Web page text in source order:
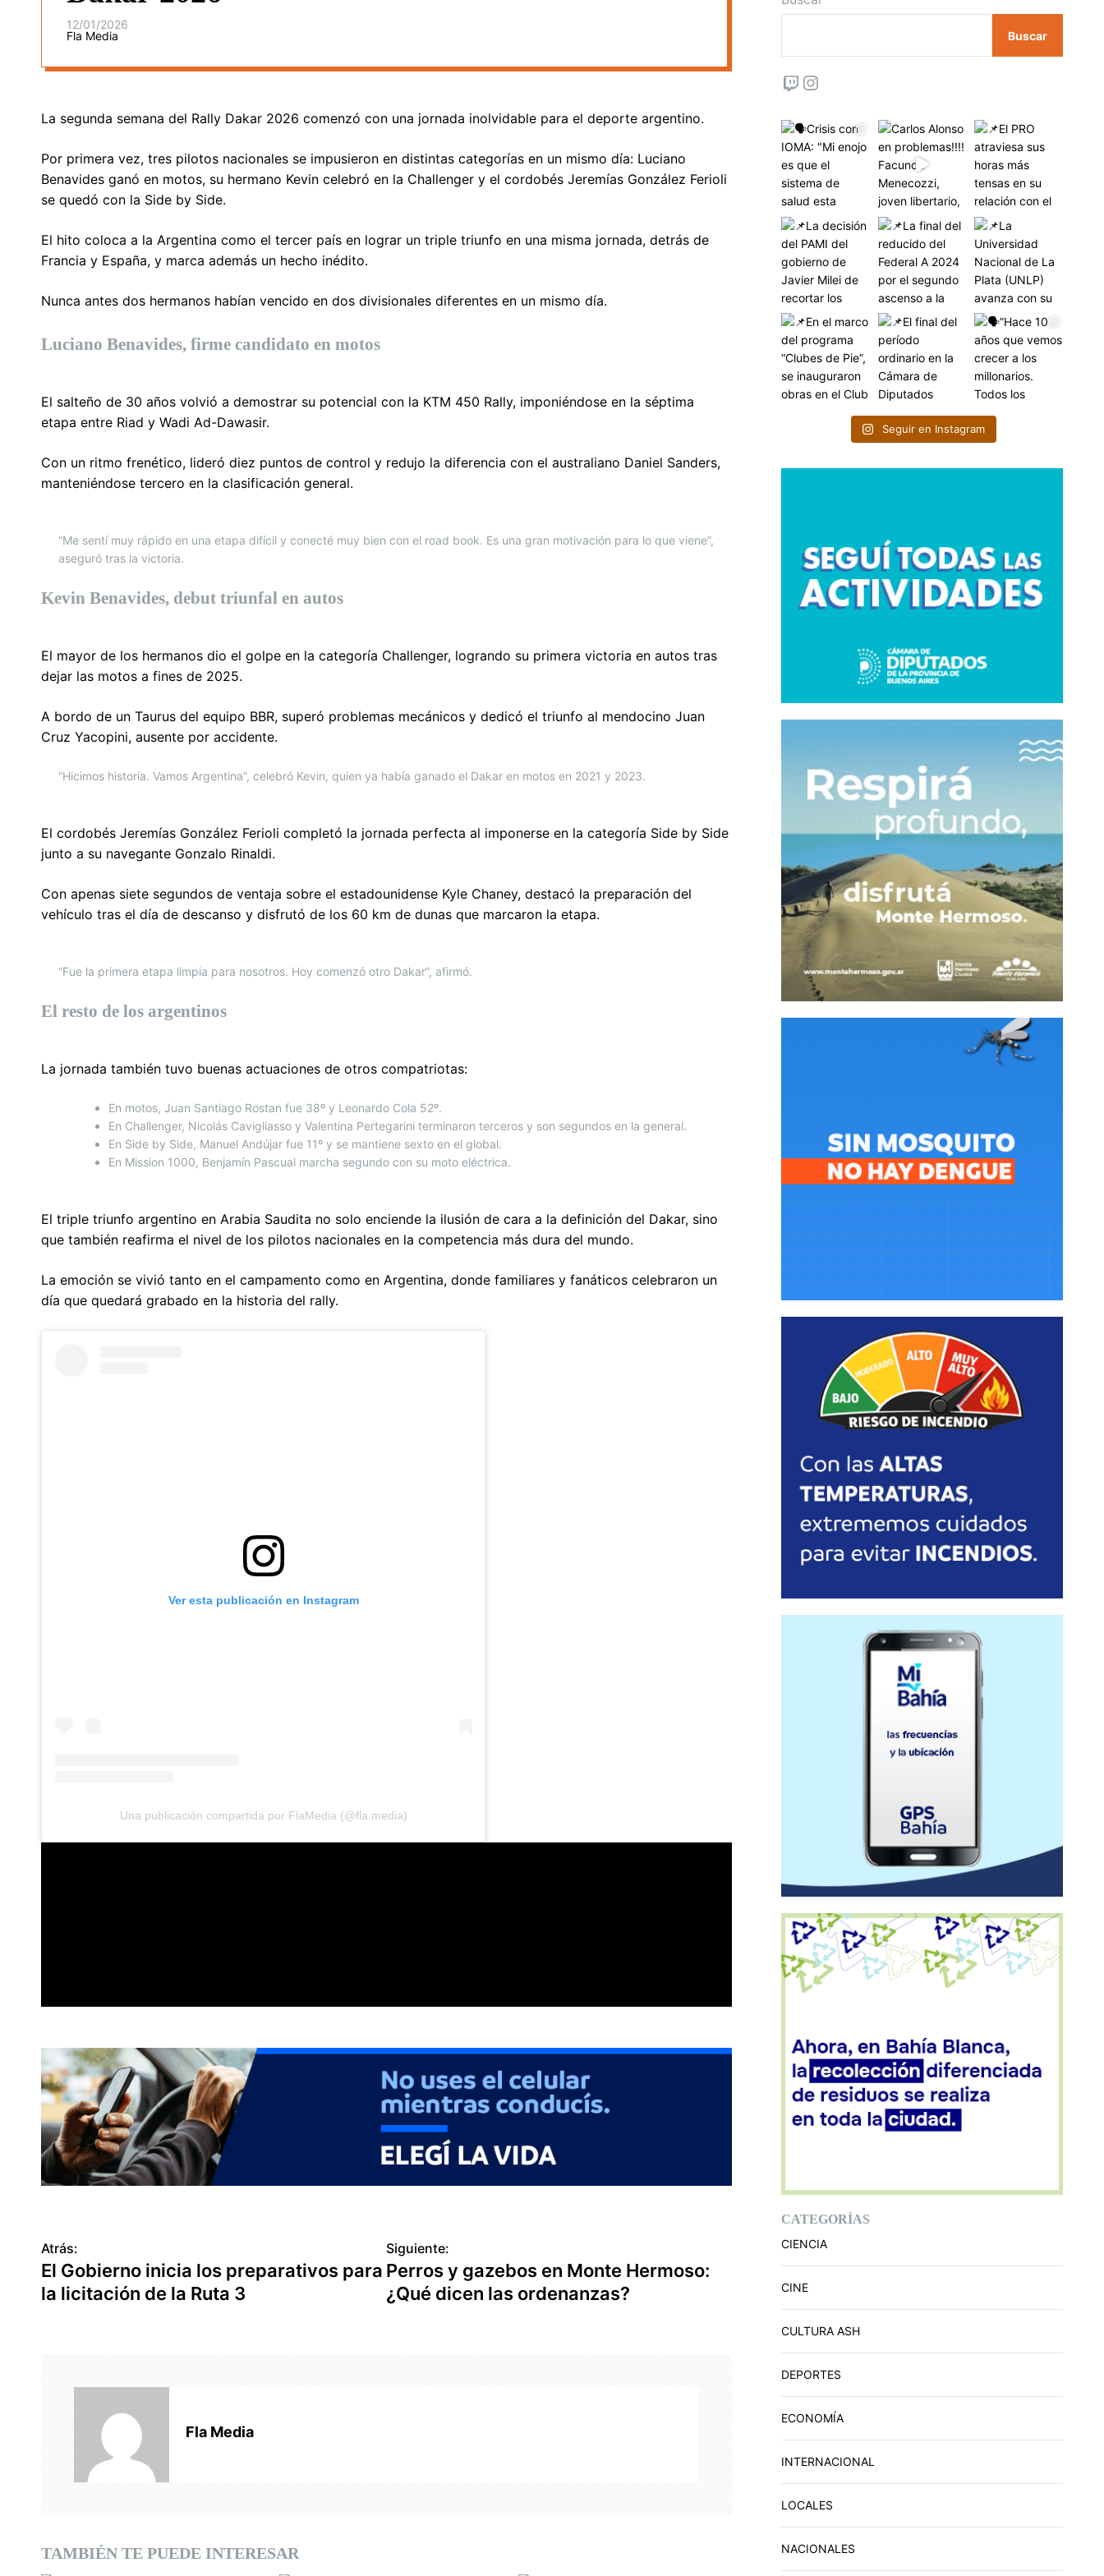
12/01/2026
Fla Media
La segunda semana del Rally Dakar 2026 comenzó con una jornada inolvidable para el deporte argentino.
Por primera vez, tres pilotos nacionales se impusieron en distintas categorías en un mismo día: Luciano
Benavides ganó en motos, su hermano Kevin celebró en la Challenger y el cordobés Jeremías González Ferioli
se quedó con la Side by Side.
El hito coloca a la Argentina como el tercer país en lograr un triple triunfo en una misma jornada, detrás de
Francia y España, y marca además un hecho inédito.
Nunca antes dos hermanos habían vencido en dos divisionales diferentes en un mismo día.
Luciano Benavides, firme candidato en motos
El salteño de 30 años volvió a demostrar su potencial con la KTM 450 Rally, imponiéndose en la séptima
etapa entre Riad y Wadi Ad-Dawasir.
Con un ritmo frenético, lideró diez puntos de control y redujo la diferencia con el australiano Daniel Sanders,
manteniéndose tercero en la clasificación general.
“Me sentí muy rápido en una etapa difícil y conecté muy bien con el road book. Es una gran motivación para lo que viene”,
aseguró tras la victoria.
Kevin Benavides, debut triunfal en autos
El mayor de los hermanos dio el golpe en la categoría Challenger, logrando su primera victoria en autos tras
dejar las motos a fines de 2025.
A bordo de un Taurus del equipo BBR, superó problemas mecánicos y dedicó el triunfo al mendocino Juan
Cruz Yacopini, ausente por accidente.
“Hicimos historia. Vamos Argentina”, celebró Kevin, quien ya había ganado el Dakar en motos en 2021 y 2023.
El cordobés Jeremías González Ferioli completó la jornada perfecta al imponerse en la categoría Side by Side
junto a su navegante Gonzalo Rinaldi.
Con apenas siete segundos de ventaja sobre el estadounidense Kyle Chaney, destacó la preparación del
vehículo tras el día de descanso y disfrutó de los 60 km de dunas que marcaron la etapa.
“Fue la primera etapa limpia para nosotros. Hoy comenzó otro Dakar”, afirmó.
El resto de los argentinos
La jornada también tuvo buenas actuaciones de otros compatriotas:
En motos, Juan Santiago Rostan fue 38º y Leonardo Cola 52º.
En Challenger, Nicolás Cavigliasso y Valentina Pertegarini terminaron terceros y son segundos en la general.
En Side by Side, Manuel Andújar fue 11º y se mantiene sexto en el global.
En Mission 1000, Benjamín Pascual marcha segundo con su moto eléctrica.
El triple triunfo argentino en Arabia Saudita no solo enciende la ilusión de cara a la definición del Dakar, sino
que también reafirma el nivel de los pilotos nacionales en la competencia más dura del mundo.
La emoción se vivió tanto en el campamento como en Argentina, donde familiares y fanáticos celebraron un
día que quedará grabado en la historia del rally.
Ver esta publicación en Instagram
Una publicación compartida por FlaMedia (@fla.media)
N
a
d
Atrás:
El Gobierno inicia los preparativos para
la licitación de la Ruta 3
Siguiente:
Perros y gazebos en Monte Hermoso:
¿Qué dicen las ordenanzas?
Fla Media
TAMBIÉN TE PUEDE INTERESAR
Buscar
Twitch
Seguir en Instagram
CATEGORÍAS
CIENCIA
CINE
CULTURA ASH
DEPORTES
ECONOMÍA
INTERNACIONAL
LOCALES
NACIONALES